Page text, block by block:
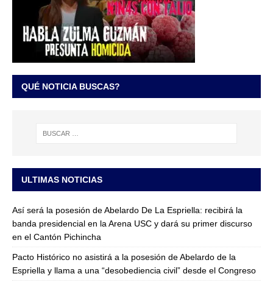
QUÉ NOTICIA BUSCAS?
ULTIMAS NOTICIAS
Así será la posesión de Abelardo De La Espriella: recibirá la
banda presidencial en la Arena USC y dará su primer discurso
en el Cantón Pichincha
Pacto Histórico no asistirá a la posesión de Abelardo de la
Espriella y llama a una “desobediencia civil” desde el Congreso